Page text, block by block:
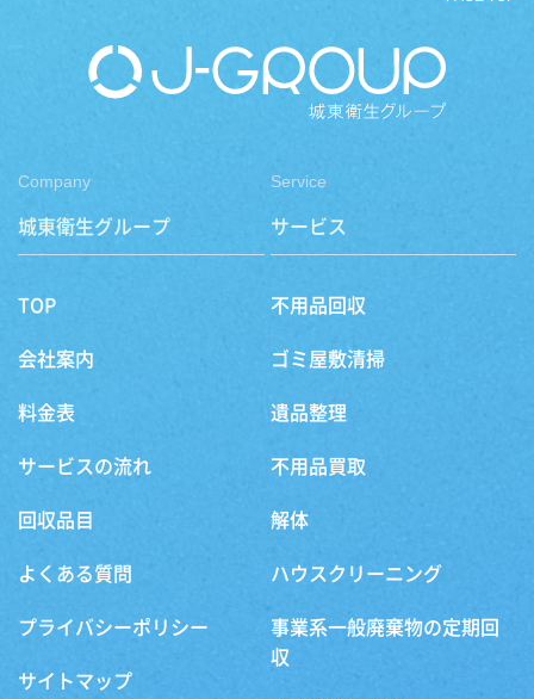
Company
城東衛生グループ
TOP
会社案内
料金表
サービスの流れ
回収品目
よくある質問
プライバシーポリシー
サイトマップ
Service
サービス
不用品回収
ゴミ屋敷清掃
遺品整理
不用品買取
解体
ハウスクリーニング
事業系一般廃棄物の定期回
収